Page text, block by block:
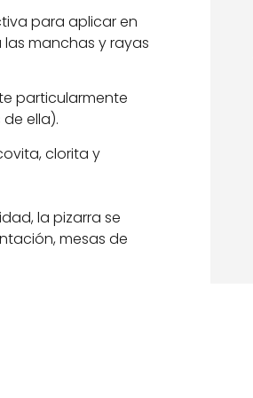
para aplicar en
manchas y rayas
particularmente
ella).
clorita y
la pizarra se
mesas de